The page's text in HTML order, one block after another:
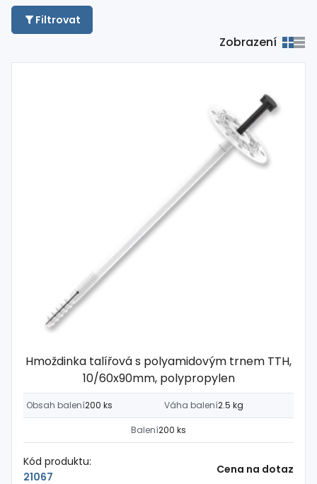
Filtrovat
Zobrazení
Hmoždinka talířová s polyamidovým trnem TTH,
10/60x90mm, polypropylen
Obsah balení200 ks Váha balení2.5 kg
Balení200 ks
Kód produktu:
21067
Cena na dotaz